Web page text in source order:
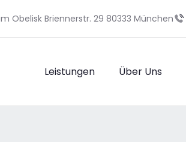
Obelisk Briennerstr. 29 80333 München
Leistungen Über Uns